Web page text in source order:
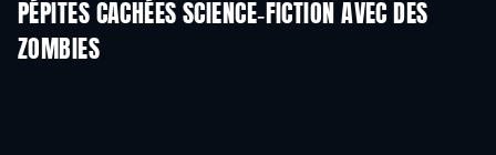
PÉPITES CACHÉES SCIENCE-FICTION AVEC DES
ZOMBIES